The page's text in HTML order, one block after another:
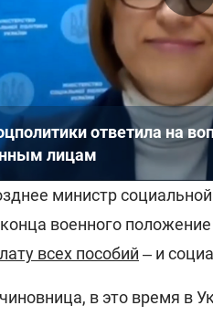
ответила на
лицам
министр
военного
всех пособий ‒ и
в это время в